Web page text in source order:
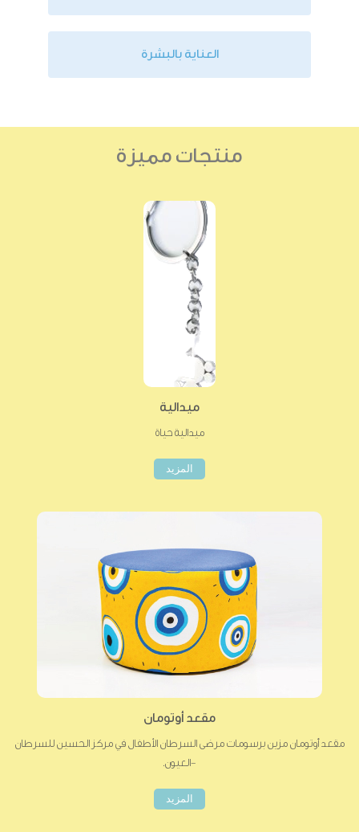
العناية بالبشرة
منتجات مميزة
ميدالية
ميدالية حياة
المزيد
مقعد أوتومان
مقعد أوتومان مزين برسومات مرضى السرطان الأطفال في مركز الحسين للسرطان
-العيون.
المزيد